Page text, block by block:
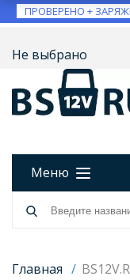
ПРОВЕРЕНО +
Не выбрано
Меню
Главная /